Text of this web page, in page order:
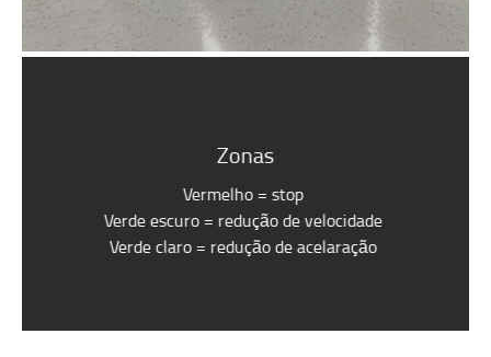
Zonas
Vermelho = stop
Verde escuro = redução de velocidade
Verde claro = redução de acelaração